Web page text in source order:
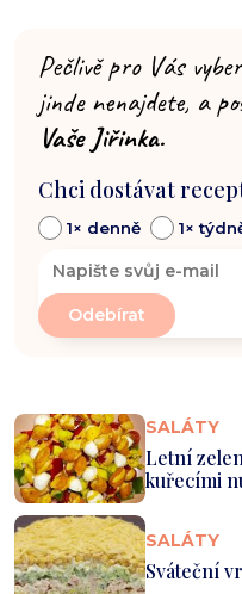
Pečlivě pro Vás
jinde nenajdete, a
Vaše Jiřinka.
Chci dostávat
1× denně 1×
SALÁTY
Letní
kuřecími
SALÁTY
Sváteční